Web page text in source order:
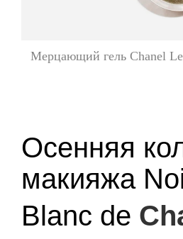
Мерцающий гель Chanel
Осенняя
макияжа
Blanc de